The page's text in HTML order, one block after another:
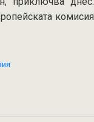
комисия